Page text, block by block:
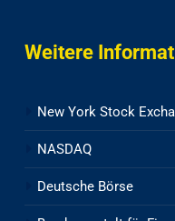
Weitere
New York Stock
NASDAQ
Deutsche Börse